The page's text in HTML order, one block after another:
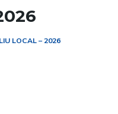
LOCAL – 2026